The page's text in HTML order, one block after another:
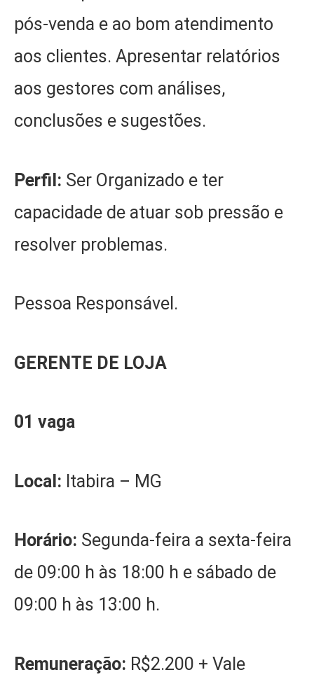
pós-venda e ao bom atendimento
aos clientes. Apresentar relatórios
aos gestores com análises,
conclusões e sugestões.
Perfil: Ser Organizado e ter
capacidade de atuar sob pressão e
resolver problemas.
Pessoa Responsável.
GERENTE DE LOJA
01 vaga
Local: Itabira – MG
Horário: Segunda-feira a sexta-feira
de 09:00 h às 18:00 h e sábado de
09:00 h às 13:00 h.
Remuneração: R$2.200 + Vale